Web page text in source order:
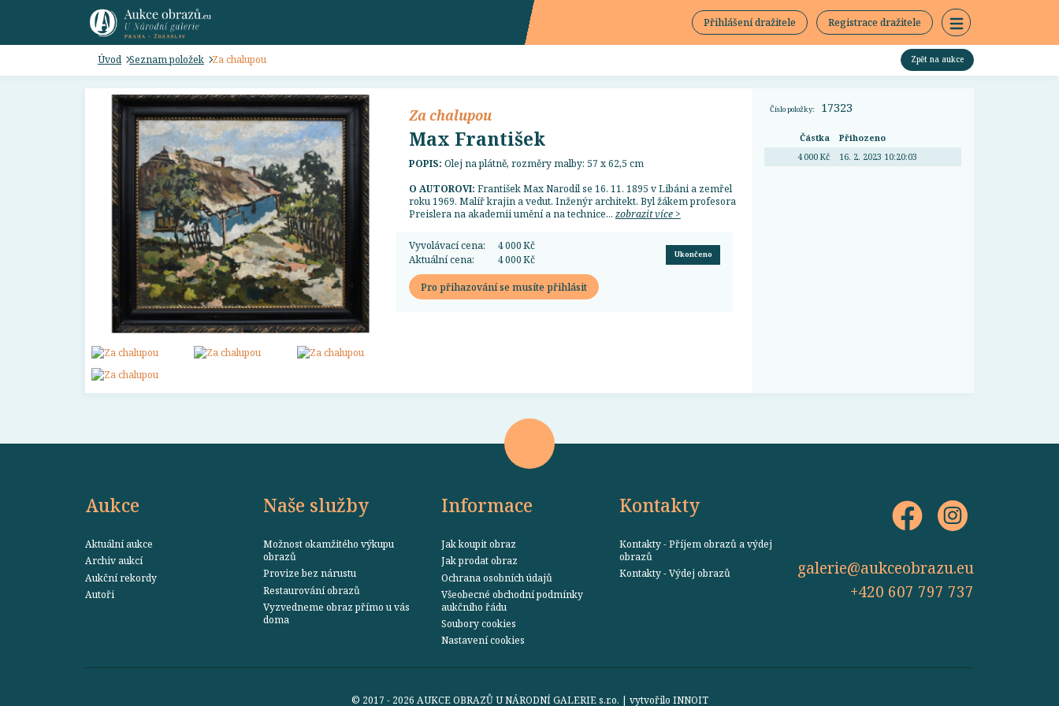
Přihlášení dražitele Registrace dražitele
Úvod Seznam položek Za chalupou Zpět na aukce
Za chalupou
Max František
POPIS: Olej na plátně, rozměry malby: 57 x 62,5 cm
O AUTOROVI: František Max Narodil se 16. 11. 1895 v Libáni a zemřel
roku 1969. Malíř krajin a vedut. Inženýr architekt. Byl žákem profesora
Preislera na akademii umění a na technice... zobrazit více >
Vyvolávací cena:
4 000 Kč
Aktuální cena:
4 000 Kč Ukončeno
Pro přihazování se musíte přihlásit
Číslo položky: 17323
Částka
Přihozeno
4 000 Kč
16. 2. 2023 10:20:03
Aukce
Aktuální aukce
Archiv aukcí
Aukční rekordy
Autoři
Naše služby
Možnost okamžitého výkupu
obrazů
Provize bez nárustu
Restaurování obrazů
Vyzvedneme obraz přímo u vás
doma
Informace
Jak koupit obraz
Jak prodat obraz
Ochrana osobních údajů
Všeobecné obchodní podmínky
aukčního řádu
Soubory cookies
Nastavení cookies
Kontakty
Kontakty - Příjem obrazů a výdej
obrazů
Kontakty - Výdej obrazů
galerie@aukceobrazu.eu
+420 607 797 737
© 2017 - 2026 AUKCE OBRAZŮ U NÁRODNÍ GALERIE s.r.o. | vytvořilo INNOIT